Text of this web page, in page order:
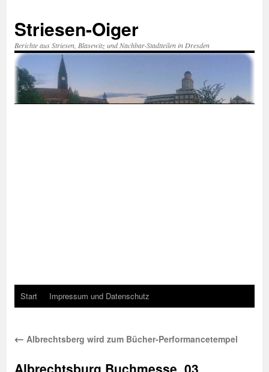
springen
Striesen-Oiger
Berichte aus Striesen, Blasewitz und Nachbar-Stadtteilen in Dresden
Start Impressum und Datenschutz
← Albrechtsberg wird zum Bücher-Performancetempel